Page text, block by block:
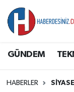
GÜNDEM
HABERLER